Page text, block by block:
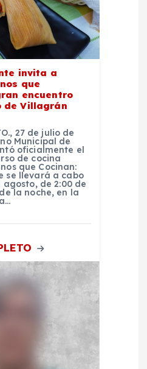
invita a
que
encuentro
de Villagrán
27 de julio de
Municipal de
oficialmente el
de cocina
que Cocinan:
se llevará a cabo
agosto, de 2:00 de
la noche, en la